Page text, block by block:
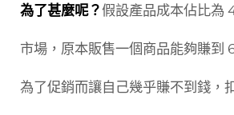
為了甚麼呢？假設產品成本佔比為
市場，原本販售一個商品能夠賺到
為了促銷而讓自己幾乎賺不到錢，